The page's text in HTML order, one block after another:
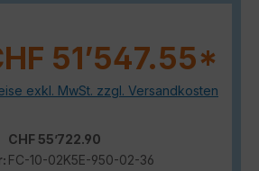
51’547.55*
exkl. MwSt. zzgl. Versandkosten
CHF 55’722.90
FC-10-02K5E-950-02-36